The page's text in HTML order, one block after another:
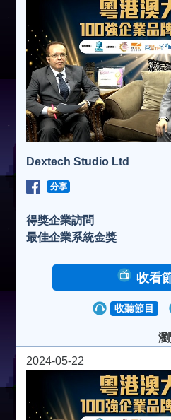
Dextech Studio Ltd
分享
得獎企業訪問
最佳企業系統金獎
收看
收聽節目
2024-05-22